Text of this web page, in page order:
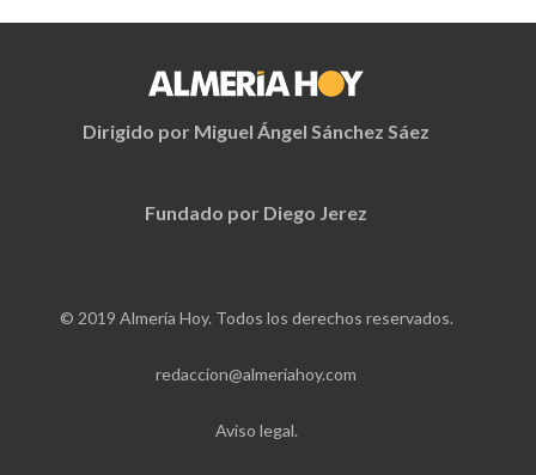
Dirigido por Miguel Ángel Sánchez Sáez
Fundado por Diego Jerez
© 2019 Almería Hoy. Todos los derechos reservados.
redaccion@almeriahoy.com
Aviso legal.